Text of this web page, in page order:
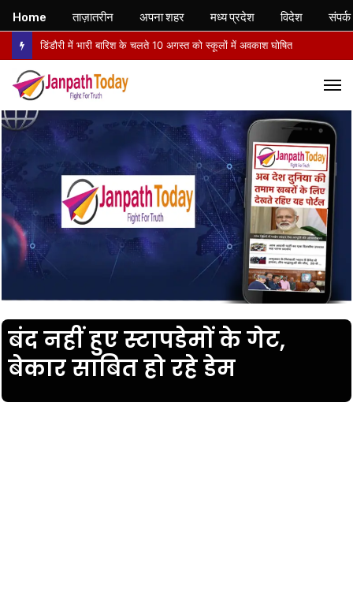
डिंडौरी में भारी बारिश के चलते 10 अगस्त को स्कूलों में अवकाश घोषित
बंद नहीं हुए स्टापडेमों के गेट,
बेकार साबित हो रहे डेम
Home ताज़ातरीन अपना शहर मध्य प्रदेश विदेश संपर्क